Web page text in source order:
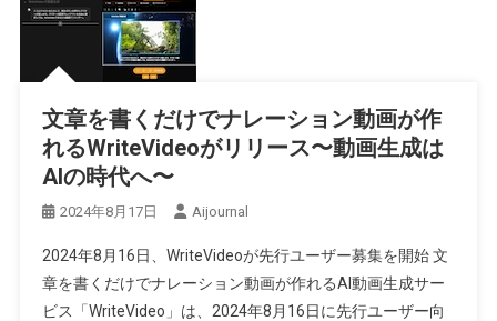
文章を書くだけでナレーション動画が作
れるWriteVideoがリリース〜動画生成は
AIの時代へ〜
2024年8月17日 Aijournal
2024年8月16日、WriteVideoが先行ユーザー募集を開始 文
章を書くだけでナレーション動画が作れるAI動画生成サー
ビス「WriteVideo」は、2024年8月16日に先行ユーザー向